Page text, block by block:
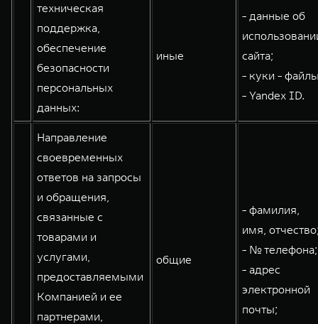
техническая
поддержка,
обеспечение
безопасности
персональных
данных:
иные
- данные об
сайта;
- куки -
- Yandex ID.
Направление
своевременных
ответов на запросы
и обращения,
связанные с
товарами и
услугами,
предоставляемыми
Компанией и ее
партнерами,
общие
- фамилия,
имя,
- № телефона;
- адрес
электронной
почты;